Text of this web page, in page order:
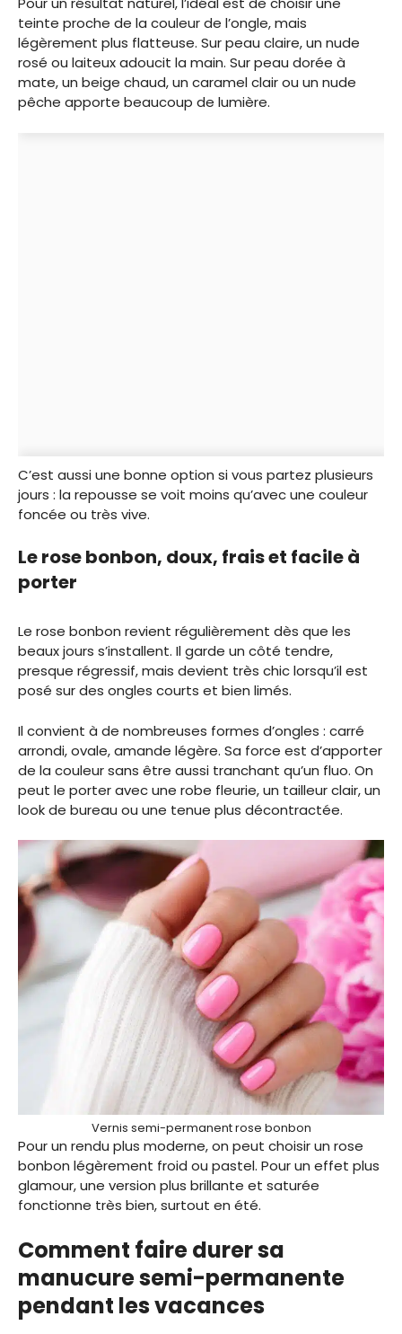
teinte proche de la couleur de l’ongle, mais
légèrement plus flatteuse. Sur peau claire, un nude
rosé ou laiteux adoucit la main. Sur peau dorée à
mate, un beige chaud, un caramel clair ou un nude
pêche apporte beaucoup de lumière.
C’est aussi une bonne option si vous partez plusieurs
jours : la repousse se voit moins qu’avec une couleur
foncée ou très vive.
Le rose bonbon, doux, frais et facile à
porter
Le rose bonbon revient régulièrement dès que les
beaux jours s’installent. Il garde un côté tendre,
presque régressif, mais devient très chic lorsqu’il est
posé sur des ongles courts et bien limés.
Il convient à de nombreuses formes d’ongles : carré
arrondi, ovale, amande légère. Sa force est d’apporter
de la couleur sans être aussi tranchant qu’un fluo. On
peut le porter avec une robe fleurie, un tailleur clair, un
look de bureau ou une tenue plus décontractée.
Vernis semi-permanent rose bonbon
Pour un rendu plus moderne, on peut choisir un rose
bonbon légèrement froid ou pastel. Pour un effet plus
glamour, une version plus brillante et saturée
fonctionne très bien, surtout en été.
Comment faire durer sa
manucure semi-permanente
pendant les vacances